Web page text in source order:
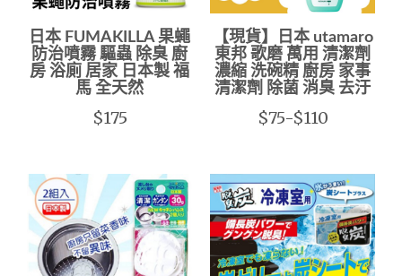
日本 FUMAKILLA 果蠅
防治噴霧 驅蟲 除臭 廚
房 浴廁 居家 日本製 福
馬 全天然
$175
【現貨】日本 utamaro
東邦 歌磨 萬用 清潔劑
濃縮 洗碗精 廚房 家事
清潔劑 除菌 消臭 去汙
$75-$110